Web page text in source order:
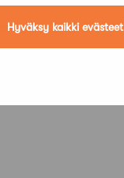
Hyväksy kaikki evästeet
SAFAn